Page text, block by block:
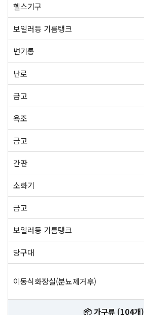
헬스기구
보일러등 기름탱크
변기통
난로
금고
욕조
금고
간판
소화기
금고
보일러등 기름탱크
당구대
이동식화장실(분뇨제거후)
📦 가구류 (104개)